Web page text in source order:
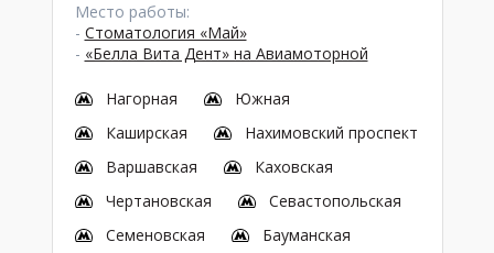
Место работы:
- Стоматология «Май»
- «Белла Вита Дент» на Авиамоторной
Нагорная
Южная
Каширская
Нахимовский проспект
Варшавская
Каховская
Чертановская
Севастопольская
Семеновская
Бауманская